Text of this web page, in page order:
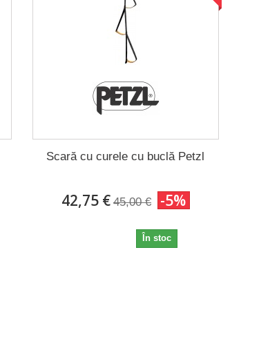
Scară cu curele cu buclă Petzl
42,75 € 45,00 €
-5%
În stoc